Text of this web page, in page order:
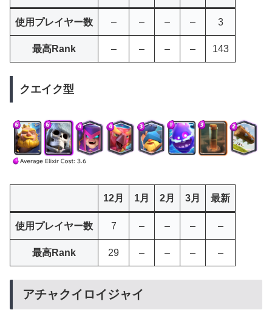
使用プレイヤー数 – – – – 3
最高Rank – – – – 143
クエイク型
12月 1月 2月 3月 最新
使用プレイヤー数 7 – – – –
最高Rank 29 – – – –
アチャクイロイジャイ